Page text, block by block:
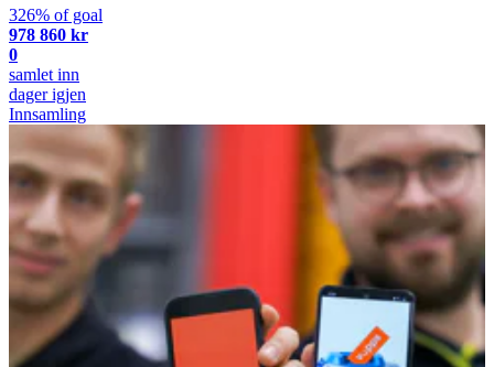
326% of goal
978 860 kr
0
samlet inn
dager igjen
Innsamling